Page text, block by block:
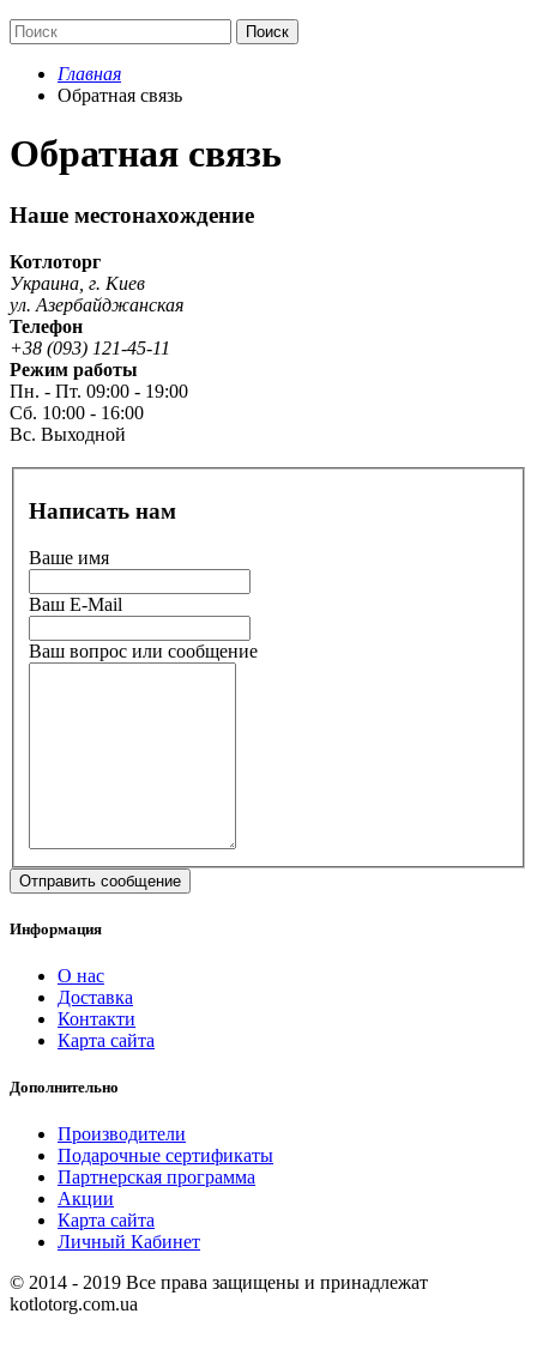
Поиск
Главная
Обратная связь
Обратная связь
Наше местонахождение
Котлоторг
Украина, г. Киев
ул. Азербайджанская
Телефон
+38 (093) 121-45-11
Режим работы
Пн. - Пт. 09:00 - 19:00
Сб. 10:00 - 16:00
Вс. Выходной
Написать нам
Ваше имя
Ваш E-Mail
Ваш вопрос или сообщение
Информация
О нас
Доставка
Контакти
Карта сайта
Дополнительно
Производители
Подарочные сертификаты
Партнерская программа
Акции
Карта сайта
Личный Кабинет
© 2014 - 2019 Все права защищены и принадлежат
kotlotorg.com.ua